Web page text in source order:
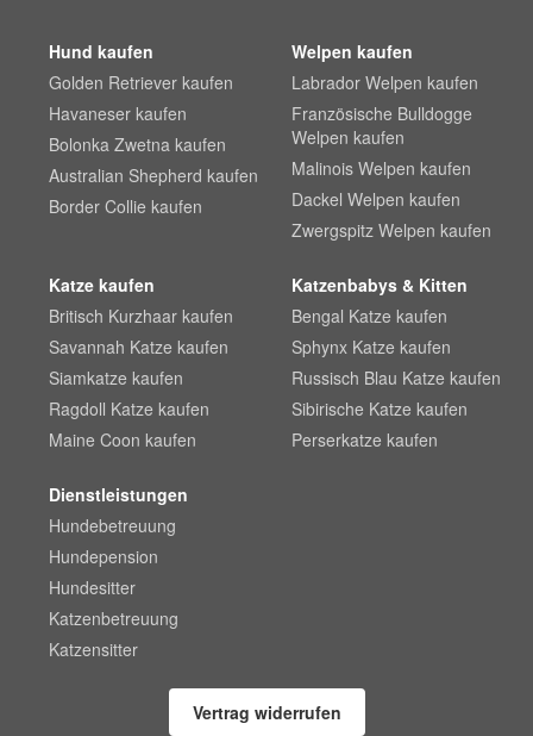
Hund kaufen
Golden Retriever kaufen
Havaneser kaufen
Bolonka Zwetna kaufen
Australian Shepherd kaufen
Border Collie kaufen
Welpen kaufen
Labrador Welpen kaufen
Französische Bulldogge
Welpen kaufen
Malinois Welpen kaufen
Dackel Welpen kaufen
Zwergspitz Welpen kaufen
Katze kaufen
Britisch Kurzhaar kaufen
Savannah Katze kaufen
Siamkatze kaufen
Ragdoll Katze kaufen
Maine Coon kaufen
Katzenbabys & Kitten
Bengal Katze kaufen
Sphynx Katze kaufen
Russisch Blau Katze kaufen
Sibirische Katze kaufen
Perserkatze kaufen
Dienstleistungen
Hundebetreuung
Hundepension
Hundesitter
Katzenbetreuung
Katzensitter
Vertrag widerrufen